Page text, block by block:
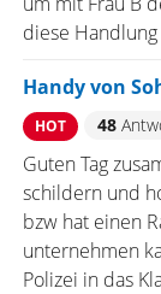
diese
Handy von
HOT 48
Guten Tag
schildern und
bzw hat einen
unternehmen
Polizei in das